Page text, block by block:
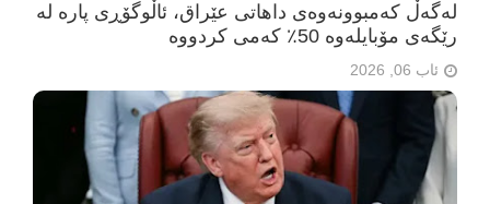
لەگەڵ کەمبوونەوەی داهاتی عێراق، ئاڵوگۆڕی پارە لە
رێگەی مۆبایلەوە 50٪ کەمی کردووە
ئاب 06, 2026